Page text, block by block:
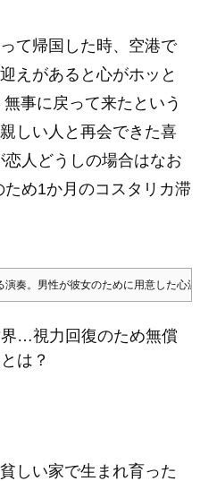
て帰国した時、空港で
えがあると心がホッと
無事に戻って来たという
しい人と再会できた喜
人どうしの場合はなお
め1か月のコスタリカ滞
演奏。男性が彼女のために用意した心
…視力回復のため無償
は？
しい家で生まれ育った